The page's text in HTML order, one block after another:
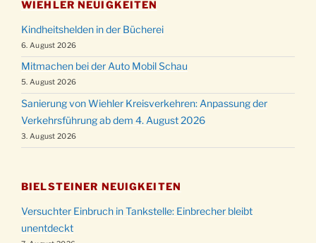
WIEHLER NEUIGKEITEN
Kindheitshelden in der Bücherei
6. August 2026
Mitmachen bei der Auto Mobil Schau
5. August 2026
Sanierung von Wiehler Kreisverkehren: Anpassung der
Verkehrsführung ab dem 4. August 2026
3. August 2026
BIELSTEINER NEUIGKEITEN
Versuchter Einbruch in Tankstelle: Einbrecher bleibt
unentdeckt